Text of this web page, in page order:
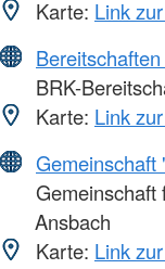
Karte: Link
BRK-
Karte: Link
Gemeinschaft
Gemeinschaft
Ansbach
Karte: Link